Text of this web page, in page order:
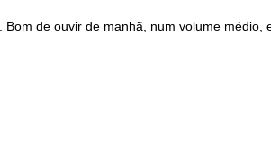
de ouvir de manhã, num volume médio,